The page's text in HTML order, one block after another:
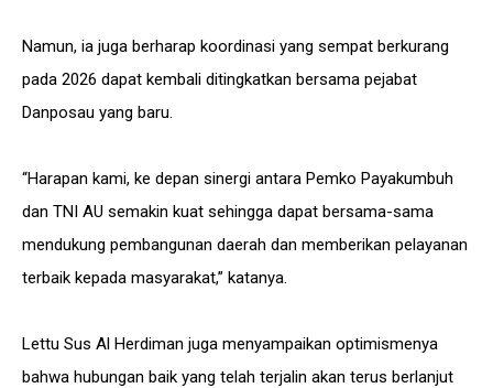
Namun, ia juga berharap koordinasi yang sempat berkurang
pada 2026 dapat kembali ditingkatkan bersama pejabat
Danposau yang baru.
“Harapan kami, ke depan sinergi antara Pemko Payakumbuh
dan TNI AU semakin kuat sehingga dapat bersama-sama
mendukung pembangunan daerah dan memberikan pelayanan
terbaik kepada masyarakat,” katanya.
Lettu Sus Al Herdiman juga menyampaikan optimismenya
bahwa hubungan baik yang telah terjalin akan terus berlanjut